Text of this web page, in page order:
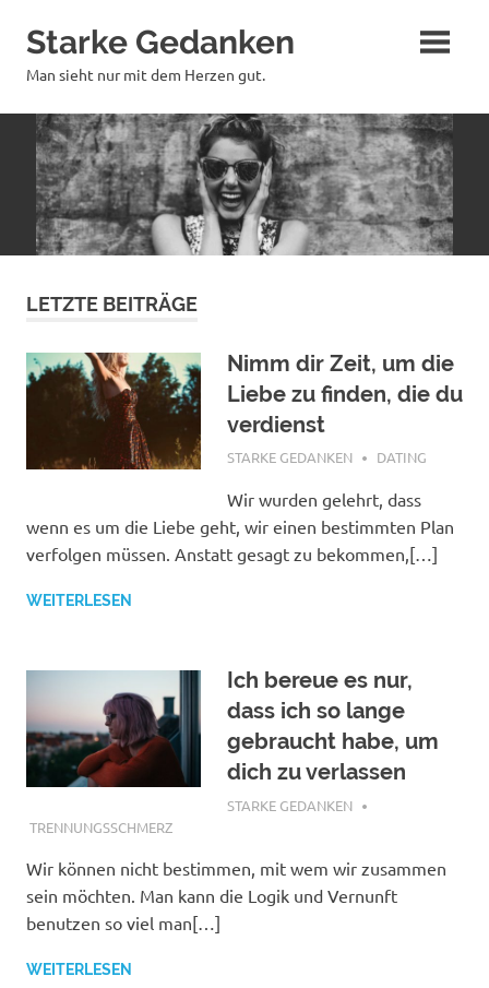
Inhalt
springen
Starke Gedanken
Man sieht nur mit dem Herzen gut.
LETZTE BEITRÄGE
Nimm dir Zeit, um die
Liebe zu finden, die du
verdienst
NOVEMBER 7, 2018
STARKE GEDANKEN DATING
Wir wurden gelehrt, dass
wenn es um die Liebe geht, wir einen bestimmten Plan
verfolgen müssen. Anstatt gesagt zu bekommen,[…]
WEITERLESEN
Ich bereue es nur,
dass ich so lange
gebraucht habe, um
dich zu verlassen
NOVEMBER 6, 2018
STARKE GEDANKEN
TRENNUNGSSCHMERZ
Wir können nicht bestimmen, mit wem wir zusammen
sein möchten. Man kann die Logik und Vernunft
benutzen so viel man[…]
WEITERLESEN